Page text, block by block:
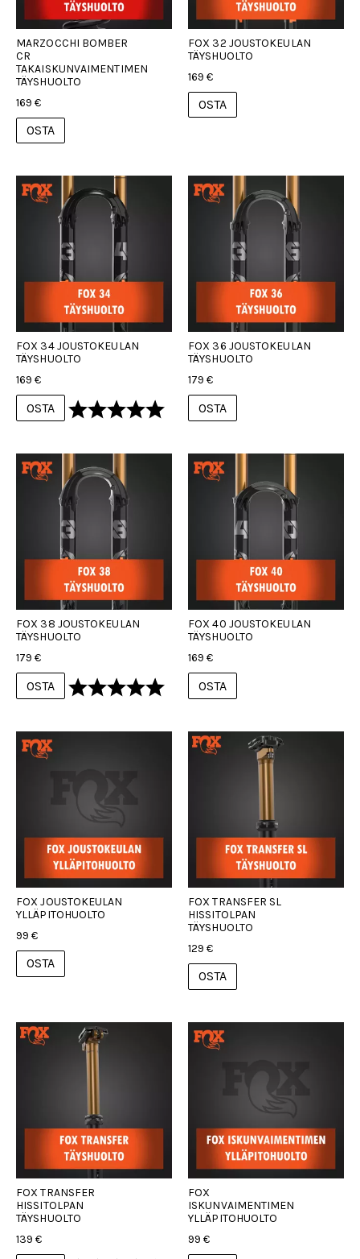
MARZOCCHI BOMBER
CR
TAKAISKUNVAIMENTIMEN
TÄYSHUOLTO
169 €
OSTA
FOX 32 JOUSTOKEULAN
TÄYSHUOLTO
169 €
OSTA
FOX 34 JOUSTOKEULAN
TÄYSHUOLTO
169 €
OSTA Arvio: 5.0 5:sta tähdestä
FOX 36 JOUSTOKEULAN
TÄYSHUOLTO
179 €
OSTA
FOX 38 JOUSTOKEULAN
TÄYSHUOLTO
179 €
OSTA Arvio: 5.0 5:sta tähdestä
FOX 40 JOUSTOKEULAN
TÄYSHUOLTO
169 €
OSTA
FOX JOUSTOKEULAN
YLLÄPITOHUOLTO
99 €
OSTA
FOX TRANSFER SL
HISSITOLPAN
TÄYSHUOLTO
129 €
OSTA
FOX TRANSFER
HISSITOLPAN
TÄYSHUOLTO
139 €
FOX
ISKUNVAIMENTIMEN
YLLÄPITOHUOLTO
99 €